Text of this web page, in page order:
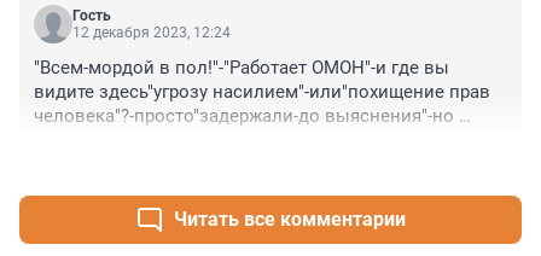
Гость
12 декабря 2023, 12:24
"Всем-мордой в пол!"-"Работает ОМОН"-и где вы
видите здесь"угрозу насилием"-или"похищение прав
человека"?-просто"задержали-до выяснения"-но
Читать все комментарии